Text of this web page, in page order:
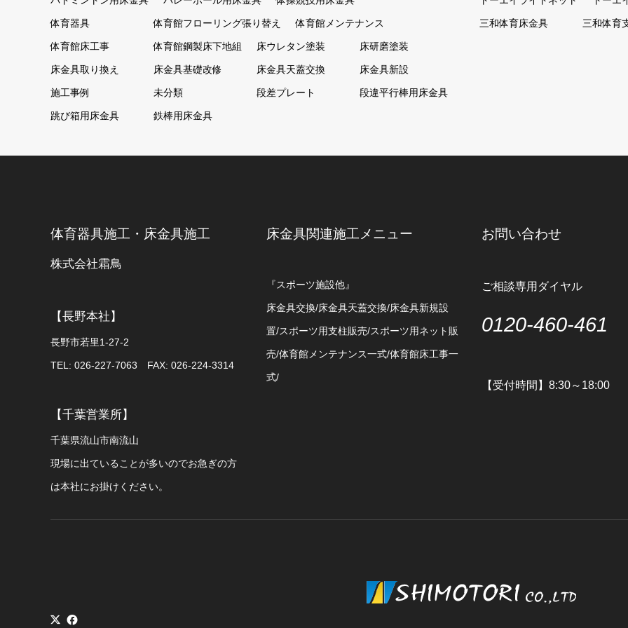
体育器具 体育館フローリング張り替え 体育館メンテナンス
体育館床工事 体育館鋼製床下地組 床ウレタン塗装 床研磨塗装
床金具取り換え 床金具基礎改修 床金具天蓋交換 床金具新設
施工事例 未分類 段差プレート 段違平行棒用床金具
跳び箱用床金具 鉄棒用床金具
三和体育床金具 三和体育
体育器具施工・床金具施工
株式会社霜鳥
【長野本社】
長野市若里1-27-2
TEL: 026-227-7063 FAX: 026-224-3314
【千葉営業所】
千葉県流山市南流山
現場に出ていることが多いのでお急ぎの方
は本社にお掛けください。
床金具関連施工メニュー
『スポーツ施設他』
床金具交換/床金具天蓋交換/床金具新規設
置/スポーツ用支柱販売/スポーツ用ネット販
売/体育館メンテナンス一式/体育館床工事一
式/
お問い合わせ
ご相談専用ダイヤル
0120-460-461
【受付時間】8:30～18:00